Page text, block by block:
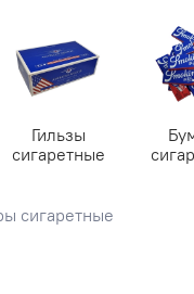
Гильзы
сигаретные
сигаретные